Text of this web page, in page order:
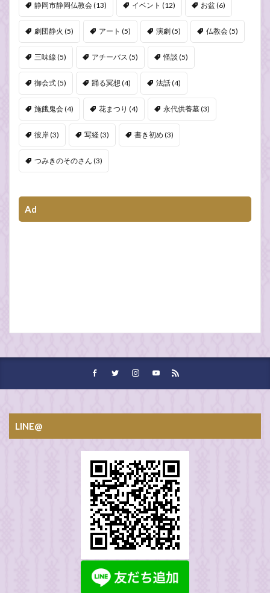
静岡市静岡仏教会(13) イベント (12) お盆(6)
劇団静火 (5) アート (5) 演劇(5) 仏教会(5)
三味線 (5) アチーバス (5) 怪談 (5)
御会式(5) 踊る冥想 (4) 法話(4)
施餓鬼会(4) 花まつり (4) 永代供養墓(3)
彼岸(3) 写経(3) 書き初め (3)
つみきのそのさん (3)
Ad
LINE@